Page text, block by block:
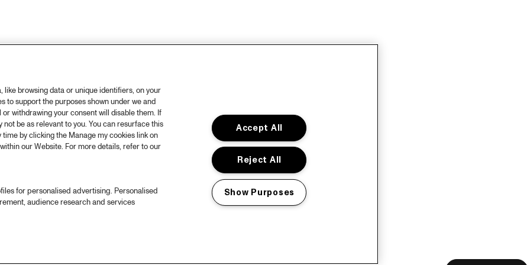
browsing data or unique identifiers, on your
to support the purposes shown under we and
withdrawing your consent will disable them. If
be as relevant to you. You can resurface this
by clicking the Manage my cookies link on
our Website. For more details, refer to our
for personalised advertising. Personalised
audience research and services
Accept All
Reject All
Show Purposes